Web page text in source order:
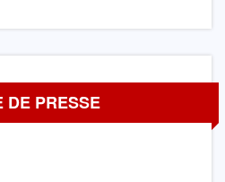
DE PRESSE